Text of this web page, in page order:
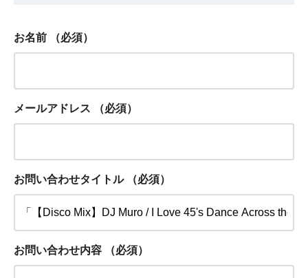
お名前 （必須）
メールアドレス （必須）
お問い合わせタイトル （必須）
お問い合わせ内容 （必須）